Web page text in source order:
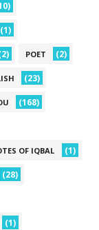
(1)
POET (2)
(23)
(168)
OF IQBAL (1)
(28)
(1)